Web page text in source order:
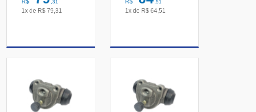
R$ ,31
1x de R$ 79,31
R$ ,51
1x de R$ 64,51